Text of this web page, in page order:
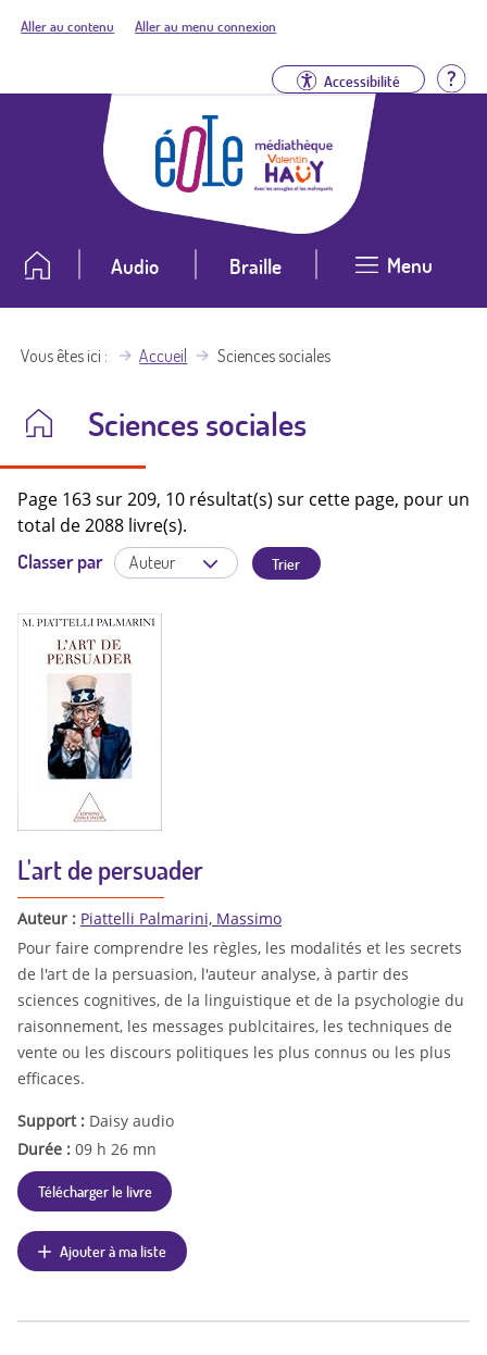
Aller au contenu Aller au menu connexion
Accessibilité
Audio Braille Menu
Vous êtes ici Accueil Sciences sociales
Sciences sociales
Page 163 sur 209, 10 résultat(s) sur cette page, pour un
total de 2088 livre(s).
Classer par
L'art de persuader
Auteur : Piattelli Palmarini, Massimo
Pour faire comprendre les règles, les modalités et les secrets
de l'art de la persuasion, l'auteur analyse, à partir des
sciences cognitives, de la linguistique et de la psychologie du
raisonnement, les messages publcitaires, les techniques de
vente ou les discours politiques les plus connus ou les plus
efficaces.
Support : Daisy audio
Durée : 09 h 26 mn
Télécharger le livre
Ajouter à ma liste